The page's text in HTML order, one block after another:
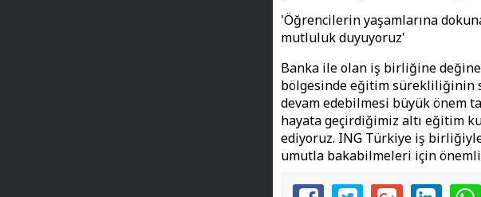
'Öğrencilerin yaşamlarına
mutluluk duyuyoruz'
Banka ile olan iş birliğine
bölgesinde eğitim sürekliliğinin
devam edebilmesi büyük önem
hayata geçirdiğimiz altı eğitim
ediyoruz. ING Türkiye iş
umutla bakabilmeleri için